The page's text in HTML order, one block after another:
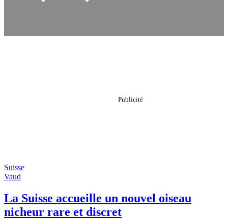
Suisse
Vaud
La Suisse accueille un nouvel oiseau
nicheur rare et discret